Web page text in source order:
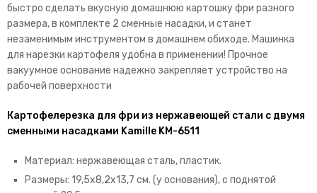
быстро сделать вкусную домашнюю картошку фри разного
размера, в комплекте 2 сменные насадки, и станет
незаменимым инструментом в домашнем обиходе. Машинка
для нарезки картофеля удобна в применении! Прочное
вакуумное основание надежно закрепляет устройство на
рабочей поверхности
Картофелерезка для фри из нержавеющей стали с двумя
сменными насадками Kamille KM-6511
Материал: нержавеющая сталь, пластик.
Размеры: 19,5х8,2х13,7 см. (у основания), с поднятой